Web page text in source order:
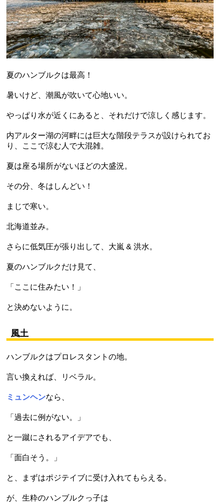
夏のハンブルクは最高！
暑いけど、潮風が吹いて心地いい。
やっぱり水が近くにあると、それだけで涼しく感じます。
内アルター湖の河畔には巨大な階段テラスが設けられてお
り、ここで涼む人で大混雑。
夏は座る場所がないほどの大盛況。
その分、冬はしんどい！
まじで寒い。
北海道並み。
さらに低気圧が張り出して、大嵐 & 洪水。
夏のハンブルクだけ見て、
「ここに住みたい！」
と決めないように。
風土
ハンブルクはプロレスタントの地。
言い換えれば、リベラル。
ミュンヘンなら、
「過去に例がない。」
と一蹴にされるアイデアでも、
「面白そう。」
と、まずはポジテイブに受け入れてもらえる。
が、生粋のハンブルクっ子は